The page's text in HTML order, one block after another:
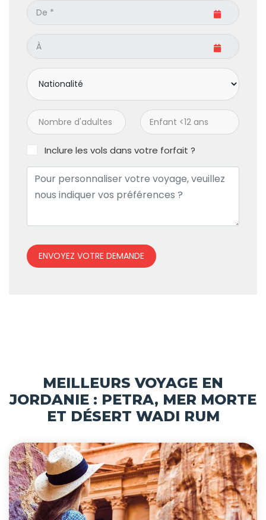
Inclure les vols dans votre forfait ?
ENVOYEZ VOTRE DEMANDE
MEILLEURS VOYAGE EN
JORDANIE : PETRA, MER MORTE
ET DÉSERT WADI RUM